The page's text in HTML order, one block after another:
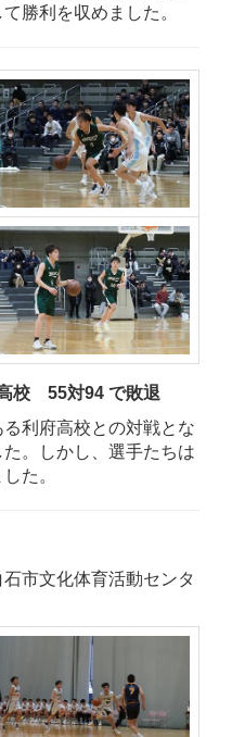
勝利を収めました。
校 55対94 で敗退
利府高校との対戦とな
。しかし、選手たちは
た。
市文化体育活動センタ